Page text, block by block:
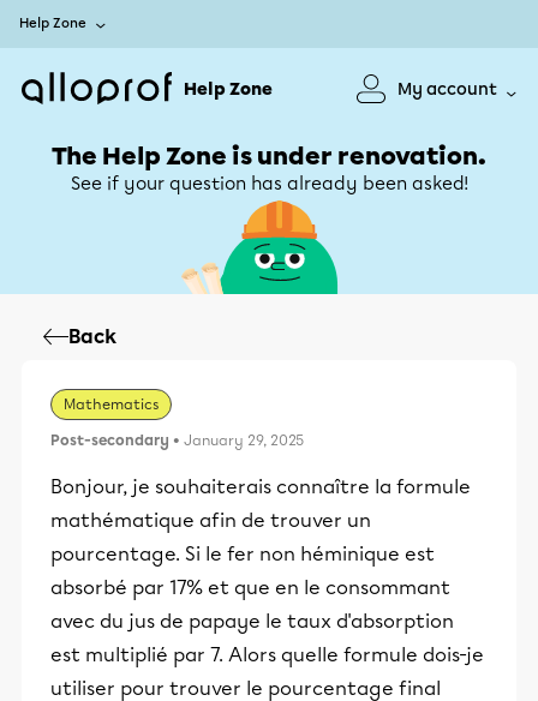
Help Zone
Help Zone My account
The Help Zone is under renovation.
See if your question has already been asked!
Back
Mathematics
Post-secondary • January 29, 2025
Bonjour, je souhaiterais connaître la formule
mathématique afin de trouver un
pourcentage. Si le fer non héminique est
absorbé par 17% et que en le consommant
avec du jus de papaye le taux d'absorption
est multiplié par 7. Alors quelle formule dois-je
utiliser pour trouver le pourcentage final